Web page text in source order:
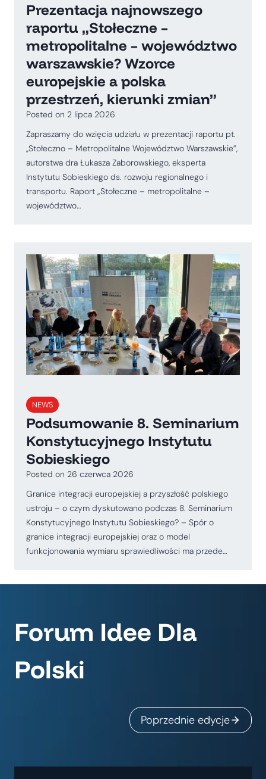
Prezentacja najnowszego
raportu „Stołeczne –
metropolitalne – województwo
warszawskie? Wzorce
europejskie a polska
przestrzeń, kierunki zmian”
Posted on 2 lipca 2026
Zapraszamy do wzięcia udziału w prezentacji raportu pt.
,,Stołeczno – Metropolitalne Województwo Warszawskie”,
autorstwa dra Łukasza Zaborowskiego, eksperta
Instytutu Sobieskiego ds. rozwoju regionalnego i
transportu. Raport „Stołeczne – metropolitalne –
województwo…
NEWS
Podsumowanie 8. Seminarium
Konstytucyjnego Instytutu
Sobieskiego
Posted on 26 czerwca 2026
Granice integracji europejskiej a przyszłość polskiego
ustroju – o czym dyskutowano podczas 8. Seminarium
Konstytucyjnego Instytutu Sobieskiego? – Spór o
granice integracji europejskiej oraz o model
funkcjonowania wymiaru sprawiedliwości ma przede…
Forum Idee Dla
Polski
Poprzednie edycje